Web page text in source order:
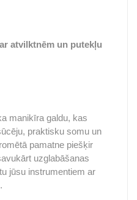
atvilktnēm un putekļu
manikīra galdu, kas
praktisku somu un
pamatne piešķir
uzglabāšanas
jūsu instrumentiem ar